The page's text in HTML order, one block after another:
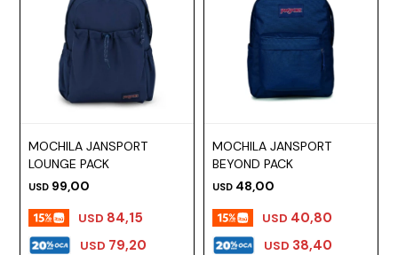
MOCHILA JANSPORT
LOUNGE PACK
USD 99,00
USD 79,20
USD 84,15
MOCHILA JANSPORT
BEYOND PACK
USD 48,00
USD 38,40
USD 40,80